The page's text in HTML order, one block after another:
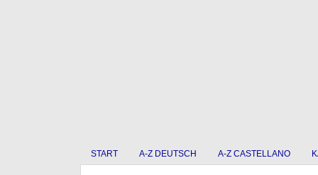
START A-Z DEUTSCH A-Z CASTELLANO